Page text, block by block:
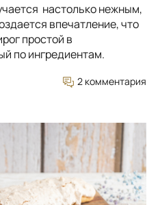
настолько нежным,
впечатление, что
простой в
по ингредиентам.
2 комментария